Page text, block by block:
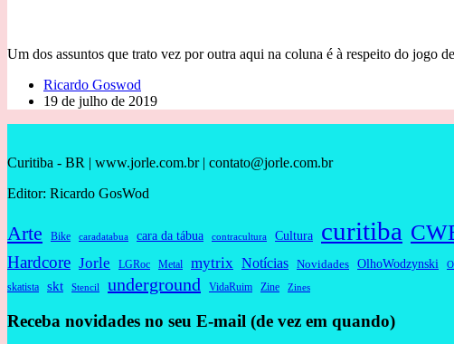
Um dos assuntos que trato vez por outra aqui na coluna é à respeito do
Ricardo Goswod
19 de julho de 2019
Curitiba - BR | www.jorle.com.br | contato@jorle.com.br
Editor: Ricardo GosWod
Arte Bike caradatabua cara da tábua contracultura Cultura curitiba
Hardcore Jorle LGRoc Metal mytrix Notícias Novidades OlhoWodzynski
skatista skt Stencil underground VidaRuim Zine Zines
Receba novidades no seu E-mail (de vez em quando)